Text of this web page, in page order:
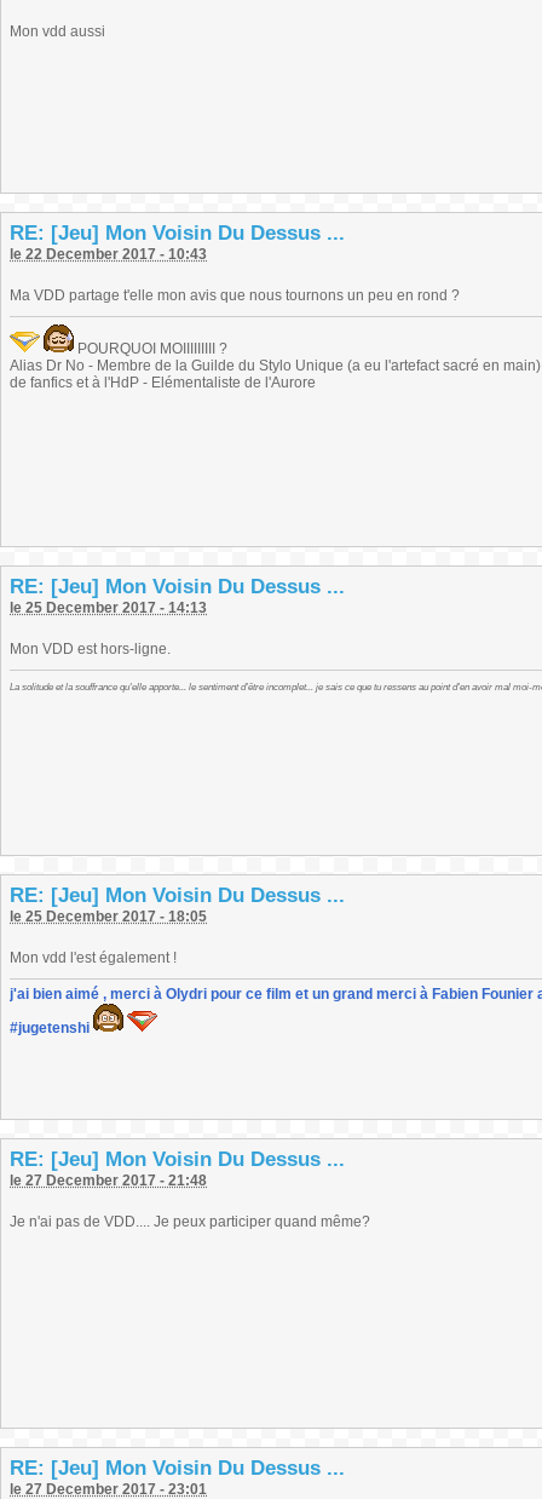
Mon vdd aussi
RE: [Jeu] Mon Voisin Du Dessus ...
le 22 December 2017 - 10:43
Ma VDD partage t'elle mon avis que nous tournons un peu en rond ?
POURQUOI MOIIIIIIIII ?
Alias Dr No - Membre de la Guilde du Stylo Unique (a eu l'artefact sacré en
de fanfics et à l'HdP - Elémentaliste de l'Aurore
RE: [Jeu] Mon Voisin Du Dessus ...
le 25 December 2017 - 14:13
Mon VDD est hors-ligne.
La solitude et la souffrance qu'elle apporte... le sentiment d'être incomplet... je sais ce que tu ressens au point d'en avoir mal moi-
RE: [Jeu] Mon Voisin Du Dessus ...
le 25 December 2017 - 18:05
Mon vdd l'est également !
j'ai bien aimé , merci à Olydri pour ce film et un grand merci à Fabien
#jugetenshi
RE: [Jeu] Mon Voisin Du Dessus ...
le 27 December 2017 - 21:48
Je n'ai pas de VDD.... Je peux participer quand même?
RE: [Jeu] Mon Voisin Du Dessus ...
le 27 December 2017 - 23:01